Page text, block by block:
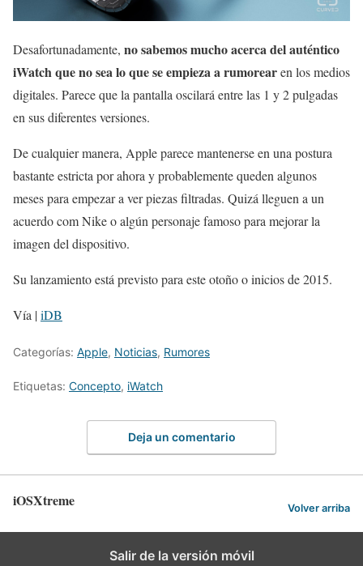
Desafortunadamente, no sabemos mucho acerca del auténtico
iWatch que no sea lo que se empieza a rumorearen los medios
digitales. Parece que la pantalla oscilará entre las 1 y 2 pulgadas
en sus diferentes versiones.
De cualquier manera, Apple parece mantenerse en una postura
bastante estricta por ahora y probablemente queden algunos
meses para empezar a ver piezas filtradas. Quizá lleguen a un
acuerdo com Nike o algún personaje famoso para mejorar la
imagen del dispositivo.
Su lanzamiento está previsto para este otoño o inicios de 2015.
Vía |iDB
Categorías: Apple, Noticias, Rumores
Etiquetas: Concepto, iWatch
Deja un comentario
iOSXtreme Volver arriba
Salir de la versión móvil